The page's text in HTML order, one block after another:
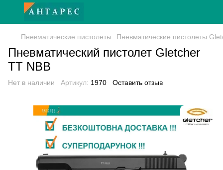
Пневматические пистолеты Пневматические пистолеты
Пневматический пистолет Gletcher
TT NBB
Нет в наличии Артикул: 1970 Оставить отзыв